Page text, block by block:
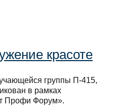
красоте
группы П-415,
в рамках
Профи Форум».